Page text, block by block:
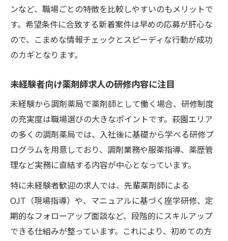
ンなど、職場ごとの特徴を比較しやすいのもメリットで
す。希望条件に合致する新着案件は早めの応募が肝心な
ので、こまめな情報チェックとスピーディな行動が成功
のカギとなります。
未経験者向け薬剤師求人の研修内容に注目
未経験から調剤薬局で薬剤師として働く場合、研修制度
の充実度は職場選びの大きなポイントです。萩園エリア
の多くの調剤薬局では、入社後に基礎から学べる研修プ
ログラムを用意しており、調剤業務や服薬指導、薬歴管
理など実務に直結する内容が中心となっています。
特に未経験者歓迎の求人では、先輩薬剤師による
OJT（現場指導）や、マニュアルに基づく座学研修、定
期的なフォローアップ面談など、段階的にスキルアップ
できる仕組みが整っています。これにより、初めての方